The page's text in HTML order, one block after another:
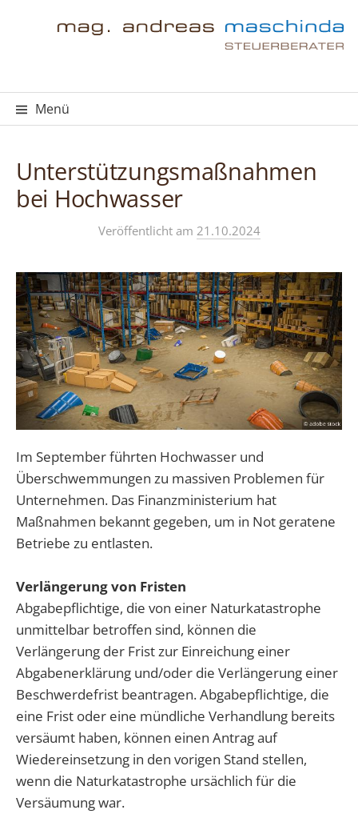
Menü
Unterstützungsmaßnahmen
bei Hochwasser
Veröffentlicht am 21.10.2024
Im September führten Hochwasser und
Überschwemmungen zu massiven Problemen für
Unternehmen. Das Finanzministerium hat
Maßnahmen bekannt gegeben, um in Not geratene
Betriebe zu entlasten.
Verlängerung von Fristen
Abgabepflichtige, die von einer Naturkatastrophe
unmittelbar betroffen sind, können die
Verlängerung der Frist zur Einreichung einer
Abgabenerklärung und/oder die Verlängerung einer
Beschwerdefrist beantragen. Abgabepflichtige, die
eine Frist oder eine mündliche Verhandlung bereits
versäumt haben, können einen Antrag auf
Wiedereinsetzung in den vorigen Stand stellen,
wenn die Naturkatastrophe ursächlich für die
Versäumung war.